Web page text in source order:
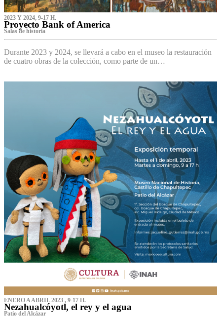
2023 Y 2024, 9-17 H.
Proyecto Bank of America
S‌alas de historia
Durante 2023 y 2024, se llevará a cabo en el museo la restauración
de cuatro obras de la colección, como parte de un…
ENERO A ABRIL 2023 , 9-17 H.
Nezahualcóyotl, el rey y el agua
Patio del Alcázar